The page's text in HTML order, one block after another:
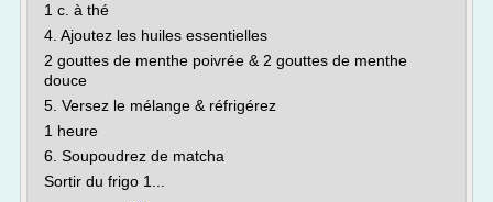
1 c. à thé
4. Ajoutez les huiles essentielles
2 gouttes de menthe poivrée & 2 gouttes de menthe
douce
5. Versez le mélange & réfrigérez
1 heure
6. Soupoudrez de matcha
Sortir du frigo 1...